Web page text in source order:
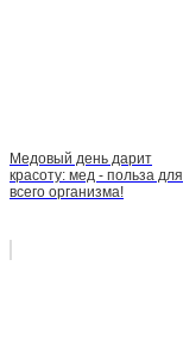
Медовый день дарит
красоту: мед - польза для
всего организма!